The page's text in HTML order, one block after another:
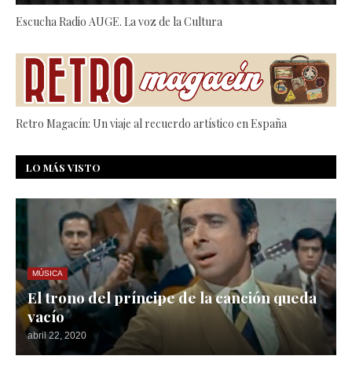
Escucha Radio AUGE. La voz de la Cultura
Retro Magacín: Un viaje al recuerdo artístico en España
LO MÁS VISTO
MÚSICA
El trono del príncipe de la canción queda
vacío
abril 22, 2020